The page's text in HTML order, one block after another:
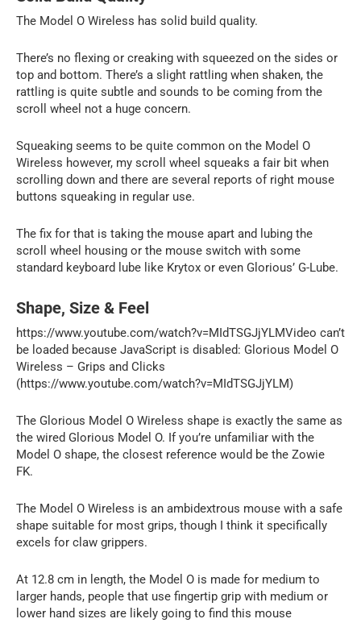
The Model O Wireless has solid build quality.
There’s no flexing or creaking with squeezed on the sides or
top and bottom. There’s a slight rattling when shaken, the
rattling is quite subtle and sounds to be coming from the
scroll wheel not a huge concern.
Squeaking seems to be quite common on the Model O
Wireless however, my scroll wheel squeaks a fair bit when
scrolling down and there are several reports of right mouse
buttons squeaking in regular use.
The fix for that is taking the mouse apart and lubing the
scroll wheel housing or the mouse switch with some
standard keyboard lube like Krytox or even Glorious’ G-Lube.
Shape, Size & Feel
https://www.youtube.com/watch?v=MIdTSGJjYLMVideo can’t
be loaded because JavaScript is disabled: Glorious Model O
Wireless – Grips and Clicks
(https://www.youtube.com/watch?v=MIdTSGJjYLM)
The Glorious Model O Wireless shape is exactly the same as
the wired Glorious Model O. If you’re unfamiliar with the
Model O shape, the closest reference would be the Zowie
FK.
The Model O Wireless is an ambidextrous mouse with a safe
shape suitable for most grips, though I think it specifically
excels for claw grippers.
At 12.8 cm in length, the Model O is made for medium to
larger hands, people that use fingertip grip with medium or
lower hand sizes are likely going to find this mouse